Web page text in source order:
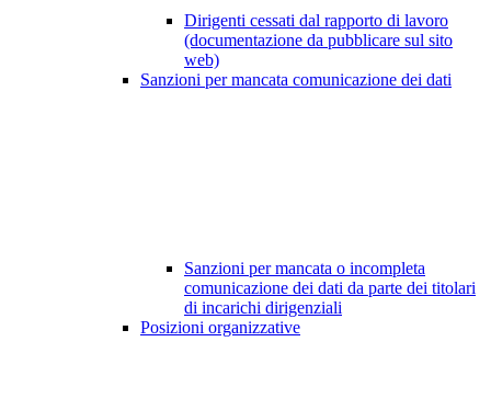
Dirigenti cessati dal rapporto di lavoro
(documentazione da pubblicare sul sito
web)
Sanzioni per mancata comunicazione dei dati
Sanzioni per mancata o incompleta
comunicazione dei dati da parte dei titolari
di incarichi dirigenziali
Posizioni organizzative